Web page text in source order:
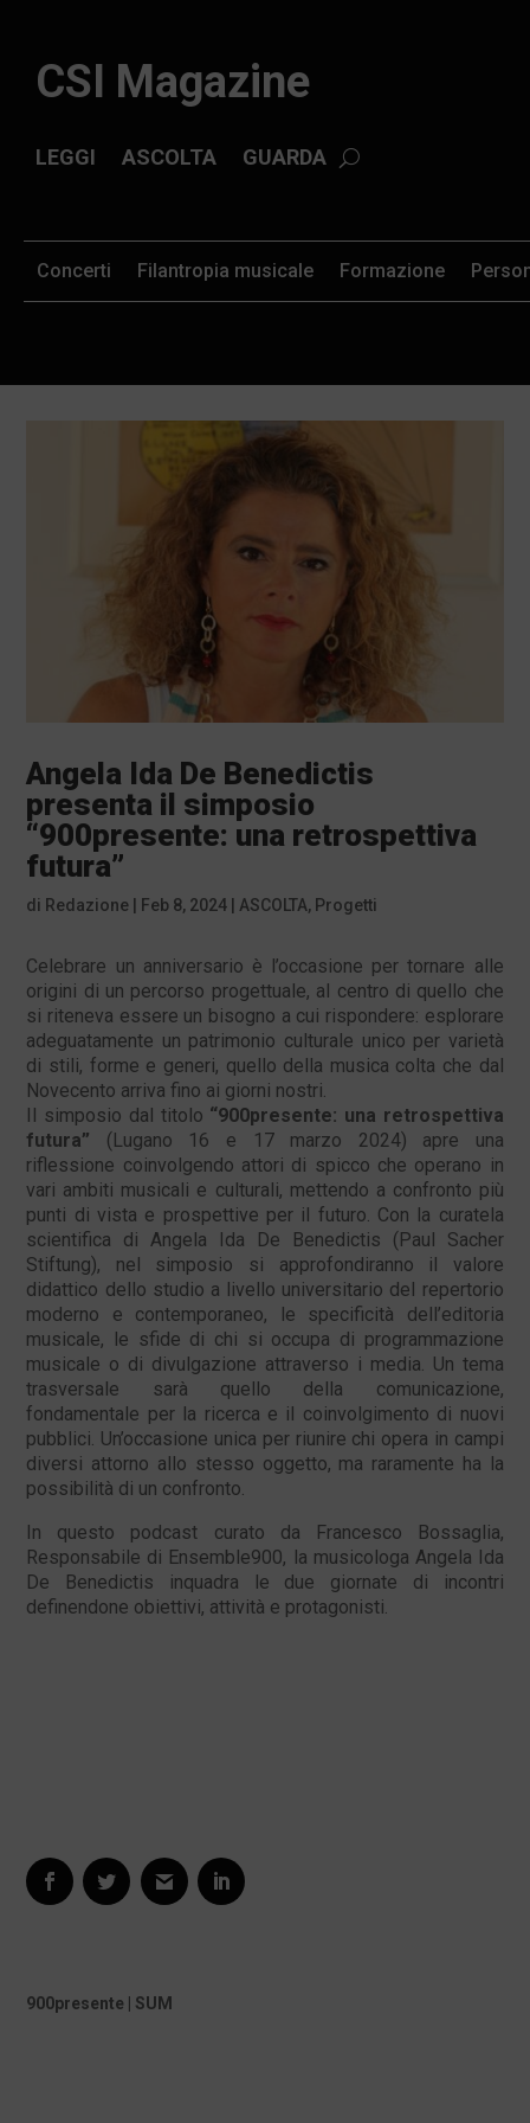
CSI Magazine
ASCOLTA GUARDA
LEGGI
Formazione
Concerti Filantropia musicale
Angela Ida De Benedictis
presenta il simposio
“900presente: una retrospettiva
futura”
di Redazione | Feb 8, 2024 | ASCOLTA, Progetti
Celebrare un anniversario è l’occasione per tornare alle
origini di un percorso progettuale, al centro di quello che
si riteneva essere un bisogno a cui rispondere: esplorare
adeguatamente un patrimonio culturale unico per varietà
di stili, forme e generi, quello della musica colta che dal
Novecento arriva fino ai giorni nostri.
Il simposio dal titolo “900presente: una retrospettiva
futura” (Lugano 16 e 17 marzo 2024) apre una
riflessione coinvolgendo attori di spicco che operano in
vari ambiti musicali e culturali, mettendo a confronto più
punti di vista e prospettive per il futuro. Con la curatela
scientifica di Angela Ida De Benedictis (Paul Sacher
Stiftung), nel simposio si approfondiranno il valore
didattico dello studio a livello universitario del repertorio
moderno e contemporaneo, le specificità dell’editoria
musicale, le sfide di chi si occupa di programmazione
musicale o di divulgazione attraverso i media. Un tema
trasversale sarà quello della comunicazione,
fondamentale per la ricerca e il coinvolgimento di nuovi
pubblici. Un’occasione unica per riunire chi opera in campi
diversi attorno allo stesso oggetto, ma raramente ha la
possibilità di un confronto.
In questo podcast curato da Francesco Bossaglia,
Responsabile di Ensemble900, la musicologa Angela Ida
De Benedictis inquadra le due giornate di incontri
definendone obiettivi, attività e protagonisti.
900presente | SUM